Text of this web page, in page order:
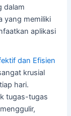
dalam
yang memiliki
aplikasi
dan Efisien
krusial
hari.
tugas-tugas